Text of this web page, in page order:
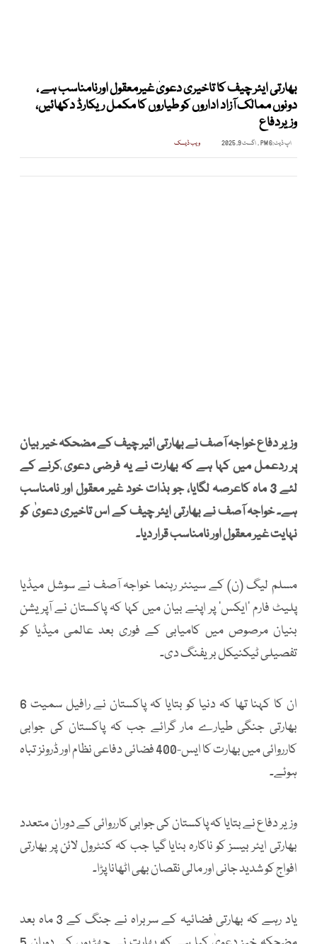
بھارتی ایئر چیف کا تاخیری دعویٰ غیرمعقول اورنامناسب ہے ،
دونوں ممالک آزاد اداروں کو طیاروں کا مکمل ریکارڈ دکھائیں،
وزیردفاع
اپ ڈیٹ:6 PM , اگست 9, 2025 ویب ڈیسک
وزیر دفاع خواجہ آصف نے بھارتی ائیر چیف کے مضحکہ خیر بیان
پر ردعمل میں کہا ہے کہ بھارت نے یہ فرضی دعوی ٰکرنے کے
لئے 3 ماہ کاعرصہ لگایا، جو بذات خود غیر معقول اور نامناسب
ہے۔ خواجہ آصف نے بھارتی ایئر چیف کے اس تاخیری دعویٰ کو
نہایت غیر معقول اور نامناسب قرار دیا۔
مسلم لیگ (ن) کے سینئر رہنما خواجہ آصف نے سوشل میڈیا
پلیٹ فارم ’ایکس‘ پر اپنے بیان میں کہا کہ پاکستان نے آپریشن
بنیان مرصوص میں کامیابی کے فوری بعد عالمی میڈیا کو
تفصیلی ٹیکنیکل بریفنگ دی۔
ان کا کہنا تھا کہ دنیا کو بتایا کہ پاکستان نے رافیل سمیت 6
بھارتی جنگی طیارے مار گرائے جب کہ پاکستان کی جوابی
کارروائی میں بھارت کا ایس-400 فضائی دفاعی نظام اور ڈرونز تباہ
ہوئے۔
وزیر دفاع نے بتایا کہ پاکستان کی جوابی کارروائی کے دوران متعدد
بھارتی ایئر بیسز کو ناکارہ بنایا گیا جب کہ کنٹرول لائن پر بھارتی
افواج کو شدید جانی اور مالی نقصان بھی اٹھانا پڑا۔
یاد رہے کہ بھارتی فضائیہ کے سربراہ نے جنگ کے 3 ماہ بعد